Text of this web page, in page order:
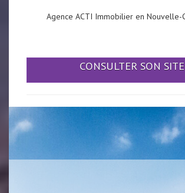
Agence ACTI Immobilier en Nouvelle-
CONSULTER SON SITE